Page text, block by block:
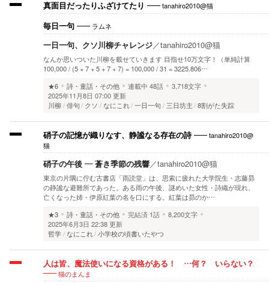
真面目だったりふざけてたり tanahiro2010@猫
毎日一句 ラムネ
一日一句、クソ川柳チャレンジ／tanahiro2010@猫
なんか思いついた川柳を載せていきます 目指せ10万文字！（単純計算
100,000 / (5 + 7 + 5 + 7 + 7) = 100,000 / 31 = 3225.806…
★6
詩・童話・その他 連載中 48話
3,718文字
2025年11月8日 07:00 更新
川柳 俳句 クソ なにこれ 一日一句 三日坊主 8割がた失踪
硝子の記憶が織りなす、静謐なる存在の詩
tanahiro2010@
猫
硝子の午後 ― 蒼き季節の残響／tanahiro2010@猫
東京の片隅に佇む古書店「雨読堂」は、思索に疲れた大学院生・志藤昴
の静謐な避難所であった。ある雨の午後、謎めいた女性・詩織が現れ、
亡くなった姉・伊原紅葉の名を口にする。紅葉は昴のか…
★3
詩・童話・その他 完結済 1話
8,200文字
2025年6月3日 22:38 更新
哲学 なにこれ 小学校の頃書いたやつ
人は皆、魔法使いになる資格がある！ …何？ いらない？
猫のまんま